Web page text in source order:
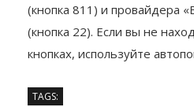
(кнопка 811) и провайдера
(кнопка 22). Если вы не
кнопках, используйте
TAGS: